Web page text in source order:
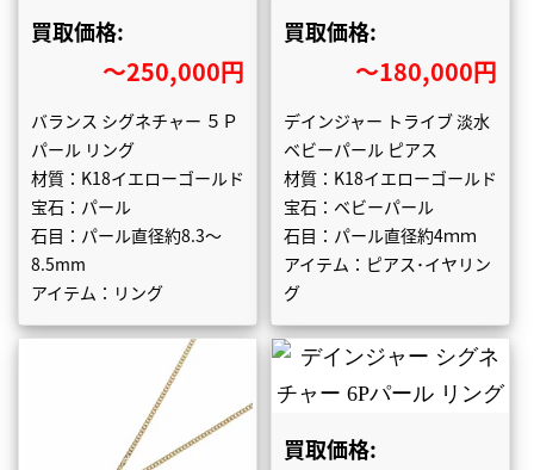
買取価格:
〜250,000円
バランス シグネチャー ５Ｐ
パール リング
材質：K18イエローゴールド
宝石：パール
石目：パール直径約8.3～
8.5mm
アイテム：リング
買取価格:
〜180,000円
デインジャー トライブ 淡水
ベビーパール ピアス
材質：K18イエローゴールド
宝石：ベビーパール
石目：パール直径約4ｍｍ
アイテム：ピアス･イヤリン
グ
買取価格: